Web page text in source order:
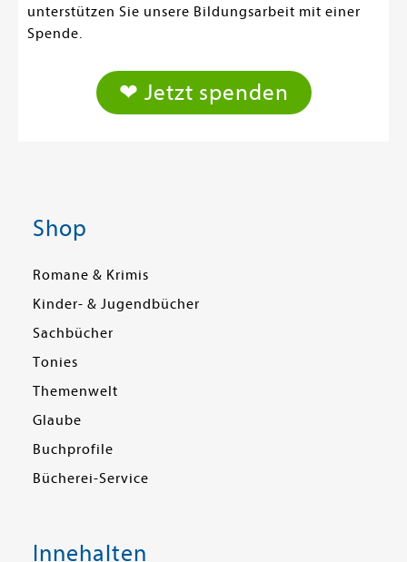
unterstützen Sie unsere Bildungsarbeit mit einer
Spende.
❤ Jetzt spenden
Shop
Romane & Krimis
Kinder- & Jugendbücher
Sachbücher
Tonies
Themenwelt
Glaube
Buchprofile
Bücherei-Service
Innehalten